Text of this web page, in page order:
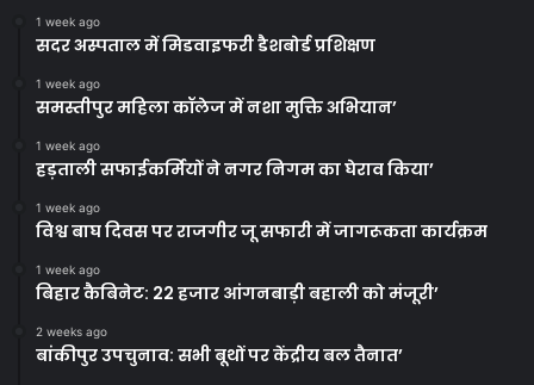
1 week ago
सदर अस्पताल में मिडवाइफरी डैशबोर्ड प्रशिक्षण
1 week ago
समस्तीपुर महिला कॉलेज में नशा मुक्ति अभियान’
1 week ago
हड़ताली सफाईकर्मियों ने नगर निगम का घेराव किया’
1 week ago
विश्व बाघ दिवस पर राजगीर जू सफारी में जागरूकता कार्यक्रम
1 week ago
बिहार कैबिनेट: 22 हजार आंगनबाड़ी बहाली को मंजूरी’
2 weeks ago
बांकीपुर उपचुनाव: सभी बूथों पर केंद्रीय बल तैनात’